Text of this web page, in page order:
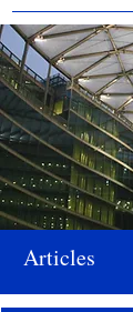
Articles